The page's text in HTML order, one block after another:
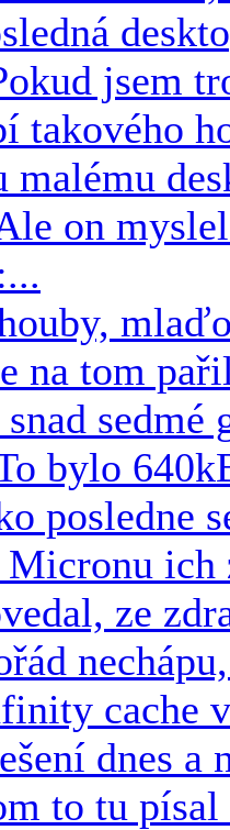
jsem
takového
malému
on
na tom
sedmé
bylo
posledne
Micronu
ze
cache
dnes a
to tu